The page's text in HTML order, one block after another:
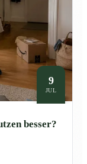
9
JUL
besser?